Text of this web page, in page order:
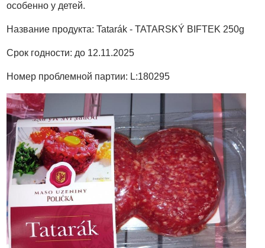
особенно у детей.
Название продукта: Tatarák - TATARSKÝ BIFTEK 250g
Срок годности: до 12.11.2025
Номер проблемной партии: L:180295